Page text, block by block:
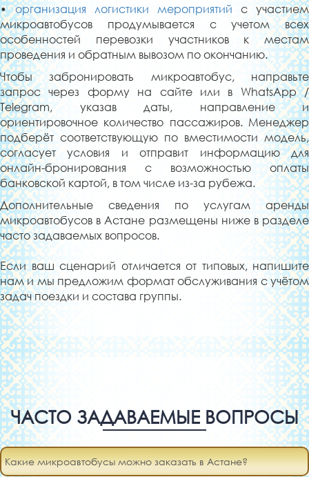
•организация логистики мероприятий с участием
микроавтобусов продумывается с учетом всех
особенностей перевозки участников к местам
проведения и обратным вывозом по окончанию.
Чтобы забронировать микроавтобус, направьте
запрос через форму на сайте или в WhatsApp /
Telegram, указав даты, направление и
ориентировочное количество пассажиров. Менеджер
подберёт соответствующую по вместимости модель,
согласует условия и отправит информацию для
онлайн-бронирования с возможностью оплаты
банковской картой, в том числе из-за рубежа.
Дополнительные сведения по услугам аренды
микроавтобусов в Астане размещены ниже в разделе
часто задаваемых вопросов.
Если ваш сценарий отличается от типовых, напишите
нам и мы предложим формат обслуживания с учётом
задач поездки и состава группы.
ЧАСТО ЗАДАВАЕМЫЕ ВОПРОСЫ
Какие микроавтобусы можно заказать в Астане?